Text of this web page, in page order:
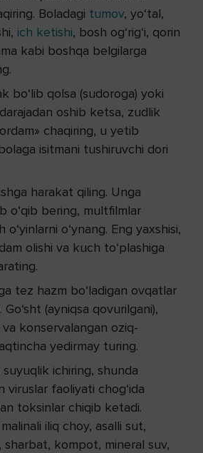
Boladagi tumov, yo‘tal,
ich ketishi, bosh og‘rig‘i, qorin
kabi boshqa belgilarga
bo‘lib qolsa (sudoroga) yoki
oshib ketsa, zudlik
chaqiring, u yetib
isitmani tushiruvchi dori
harakat qiling. Unga
o‘qib bering, multfilmlar
o‘yinlarni o‘ynang. Eng yaxshisi,
olishi va kuch to‘plashiga
tez hazm bo‘ladigan ovqatlar
Go‘sht (ayniqsa qovurilgani),
va konservalangan oziq-
yedirmay turing.
suyuqlik ichiring, shunda
viruslar faoliyati chog‘ida
toksinlar chiqib ketadi.
iliq choy, asalli sut,
sharbat, kompot, mineral suv,